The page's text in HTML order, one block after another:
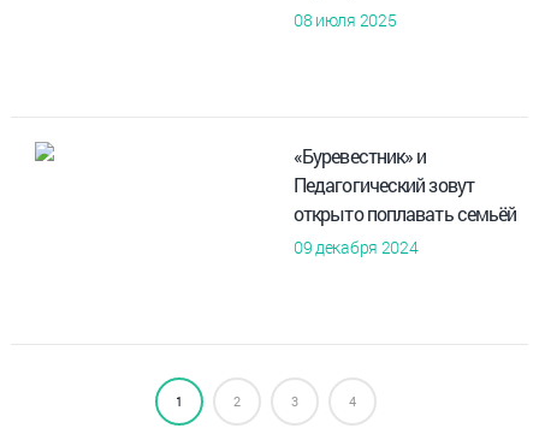
08 июля 2025
«Буревестник» и
Педагогический зовут
открыто поплавать семьёй
09 декабря 2024
1 2 3 4